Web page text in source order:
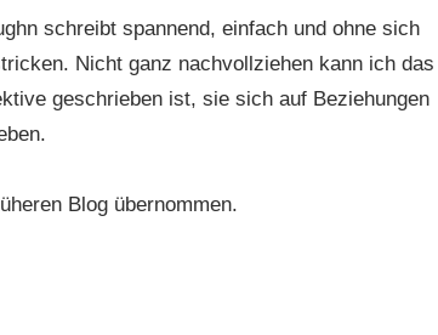
schreibt spannend, einfach und ohne sich
Nicht ganz nachvollziehen kann ich das
geschrieben ist, sie sich auf Beziehungen
Blog übernommen.